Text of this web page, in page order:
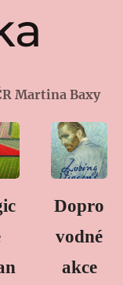
Martina Baxy
Dopro
vodné
akce